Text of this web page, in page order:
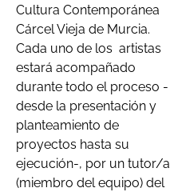
Cultura Contemporánea
Cárcel Vieja de Murcia.
Cada uno de los artistas
estará acompañado
durante todo el proceso -
desde la presentación y
planteamiento de
proyectos hasta su
ejecución-, por un tutor/a
(miembro del equipo) del